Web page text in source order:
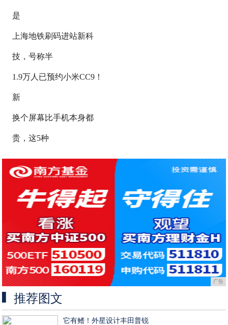
是
上海地铁刷码进站新科
技，号称半
1.9万人已预约小米CC9！
新
换个屏幕比手机本身都
贵，这5种
广告
推荐图文
它有鳍！外星设计丰田普锐